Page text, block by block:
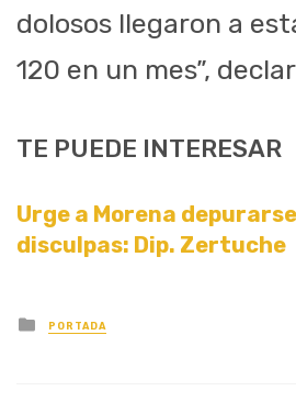
dolosos llegaron a
120 en un mes”,
TE PUEDE INTERESAR
Urge a Morena
disculpas: Dip. Zertuche
Posted
in
PORTADA